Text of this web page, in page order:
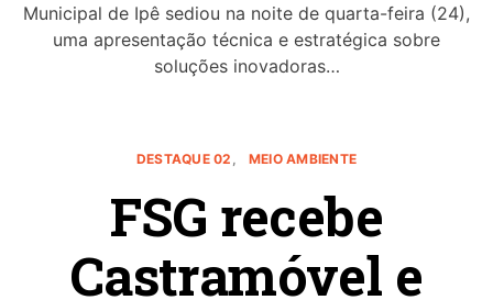
Municipal de Ipê sediou na noite de quarta-feira (24),
uma apresentação técnica e estratégica sobre
soluções inovadoras…
DESTAQUE 02 MEIO AMBIENTE
FSG recebe
Castramóvel e